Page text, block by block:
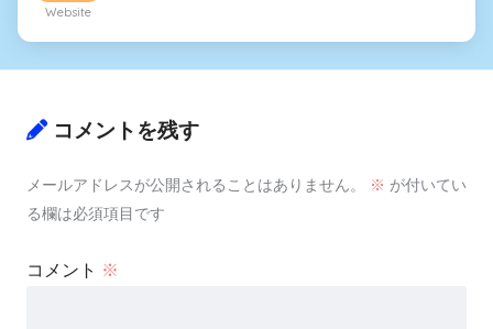
Website
コメントを残す
メールアドレスが公開されることはありません。 ※ が付いてい
る欄は必須項目です
コメント ※